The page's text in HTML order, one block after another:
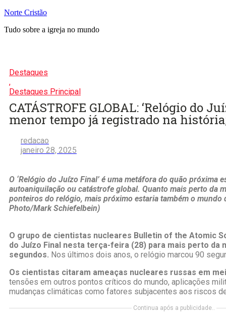
Pular
o
Norte Cristão
Tudo sobre a igreja no mundo
Destaques
,
Destaques Principal
CATÁSTROFE GLOBAL: ‘Relógio do
menor tempo já registrado na
redacao
janeiro 28, 2025
O ‘Relógio do Juízo Final’ é uma metáfora do quão próxima
autoaniquilação ou catástrofe global. Quanto mais perto da
ponteiros do relógio, mais próximo estaria também o mundo
Photo/Mark Schiefelbein)
O grupo de cientistas nucleares Bulletin of the Atomic
do Juízo Final nesta terça-feira (28) para mais perto da
segundos. Nos últimos dois anos, o relógio marcou 90
Os cientistas citaram ameaças nucleares russas em
tensões em outros pontos críticos do mundo, aplicações
mudanças climáticas como fatores subjacentes aos riscos
Continua após a publicidade..